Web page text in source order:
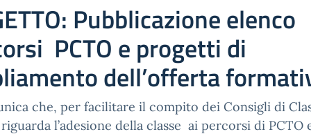
Pubblicazione elenco
PCTO e progetti di
dell’offerta
che, per facilitare il compito dei Consigli di
l’adesione della classe ai percorsi di PCTO